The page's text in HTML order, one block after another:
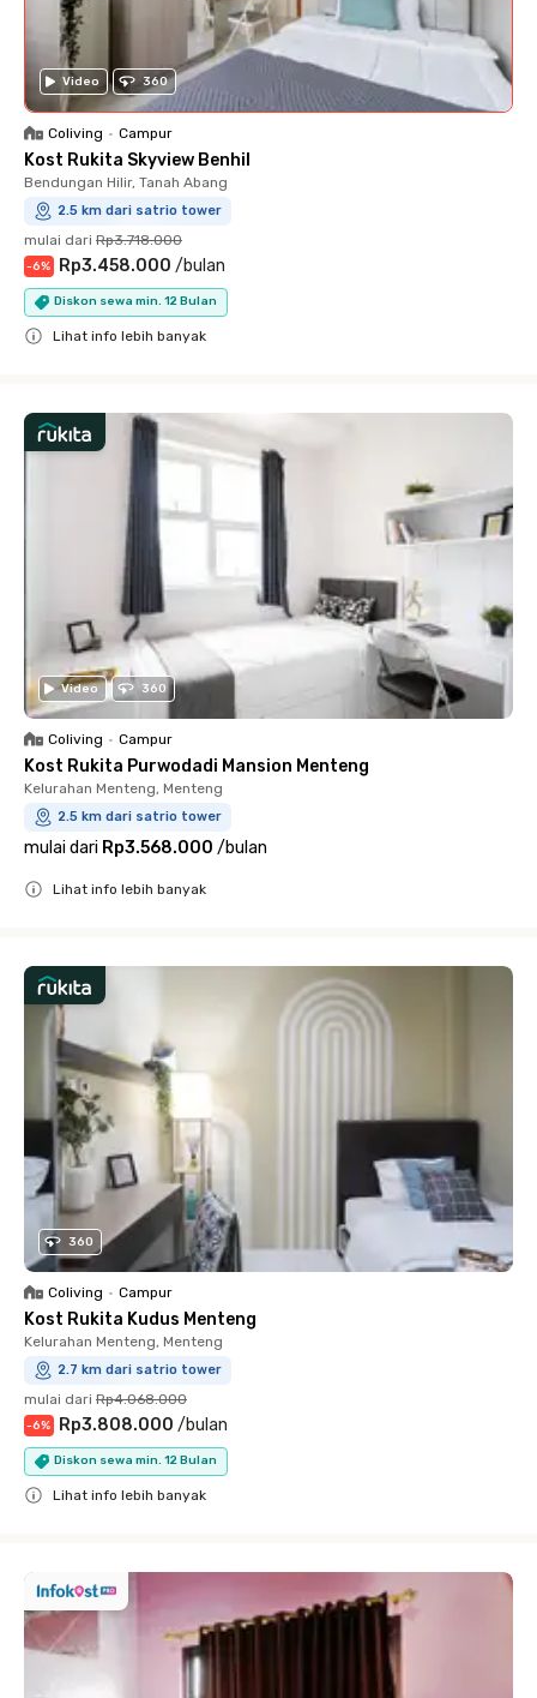
Video 360
Coliving • Campur
Kost Rukita Skyview Benhil
Bendungan Hilir, Tanah Abang
2.5 km dari satrio tower
mulai dari Rp3.718.000
-6% Rp3.458.000 /bulan
Diskon sewa min. 12 Bulan
Lihat info lebih banyak
Video 360
Coliving • Campur
Kost Rukita Purwodadi Mansion Menteng
Kelurahan Menteng, Menteng
2.5 km dari satrio tower
mulai dari Rp3.568.000 /bulan
Lihat info lebih banyak
360
Coliving • Campur
Kost Rukita Kudus Menteng
Kelurahan Menteng, Menteng
2.7 km dari satrio tower
mulai dari Rp4.068.000
-6% Rp3.808.000 /bulan
Diskon sewa min. 12 Bulan
Lihat info lebih banyak